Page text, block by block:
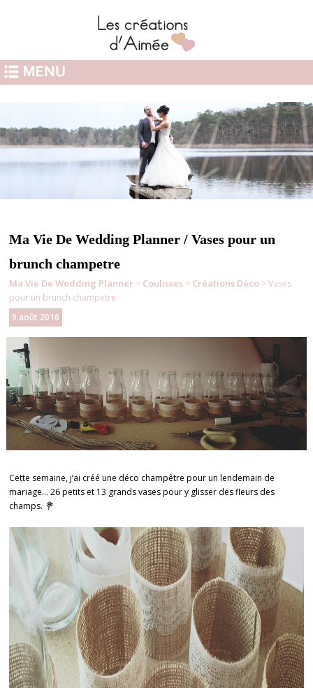
Ma Vie De Wedding Planner / Vases pour un
brunch champetre
Ma Vie De Wedding Planner > Coulisses > Créations Déco > Vases
pour un brunch champetre
9 août 2016
Cette semaine, j’ai créé une déco champêtre pour un lendemain de
mariage… 26 petits et 13 grands vases pour y glisser des fleurs des
champs. 💐